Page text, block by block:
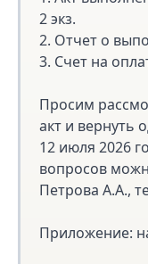
2 экз.
2. Отчет о
3. Счет на
Просим
акт и вернуть
12 июля 2026
вопросов
Петрова А.А.,
Приложение: